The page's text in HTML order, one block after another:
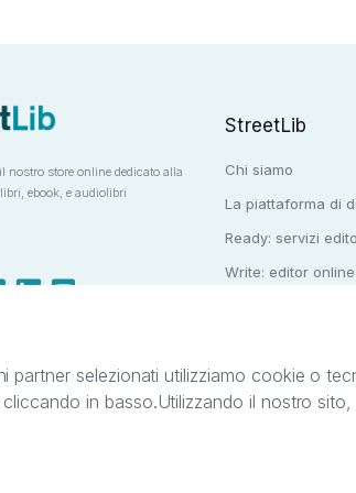
nostro store online dedicato alla
ebook, e audiolibri
StreetLib
Chi siamo
La piattaforma di
Ready: servizi
Write: editor online
Il presente sito web è di proprietà di StreetLib
partner selezionati utilizziamo cookie o
in basso.Utilizzando il nostro